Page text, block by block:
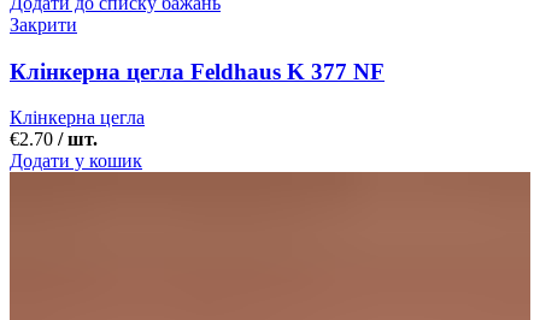
Закрити
Клінкерна цегла Feldhaus K 377 NF
Клінкерна цегла
€2.70 / шт.
Додати у кошик